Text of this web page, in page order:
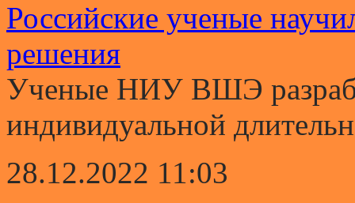
Российские ученые
решения
Ученые НИУ ВШЭ
индивидуальной
28.12.2022 11:03